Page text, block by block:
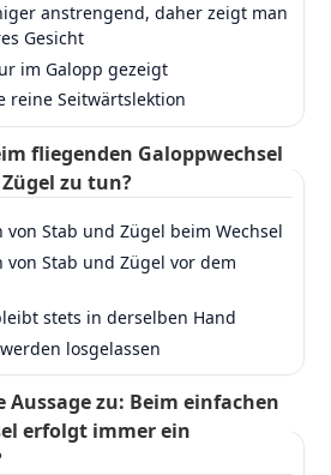
anstrengend, daher zeigt man
Gesicht
im Galopp gezeigt
reine Seitwärtslektion
fliegenden Galoppwechsel
zu tun?
von Stab und Zügel beim Wechsel
von Stab und Zügel vor dem
stets in derselben Hand
losgelassen
Aussage zu: Beim einfachen
erfolgt immer ein